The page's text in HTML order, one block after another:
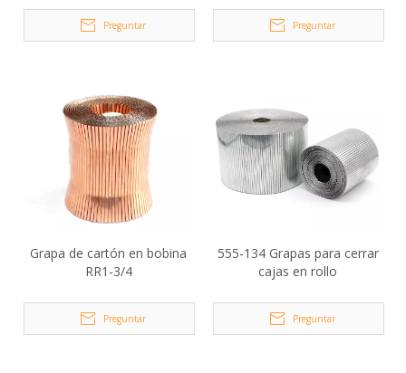
Preguntar Preguntar
Grapa de cartón en bobina
RR1-3/4
Preguntar
555-134 Grapas para cerrar
cajas en rollo
Preguntar